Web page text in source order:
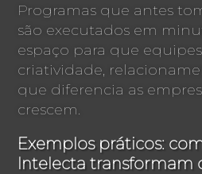
Programas que antes
são executados em
espaço para que
criatividade,
que diferencia as
crescem.
Exemplos práticos:
Intelecta transformam